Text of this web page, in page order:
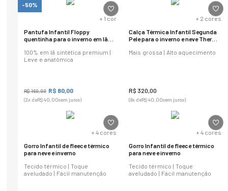
-50%
+ 1 cor
Pantufa Infantil Floppy
quentinha para o inverno em lã
100% em lã sintética premium |
Leve e anatômica
R$160,00 R$ 80, 00
(2x deR$40,00sem juros)
+ 2 cores
Calça Térmica Infantil Segunda
Pele para o inverno e neve Thermo
Mais grossa | Alto aquecimento
R$ 320 00
(8x deR$40,00sem juros)
+ 4 cores
Gorro Infantil de fleece térmico
para neve e inverno
Tecido térmico | Toque
aveludado | Fácil manutenção
+4 cores
Gorro Infantil de fleece térmico
para neve e inverno
Tecido térmico | Toque
aveludado | Fácil manutenção